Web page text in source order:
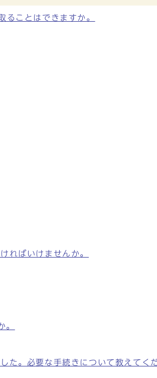
ことはできますか。
ればいけませんか。
。
た。必要な手続きについて教えてく